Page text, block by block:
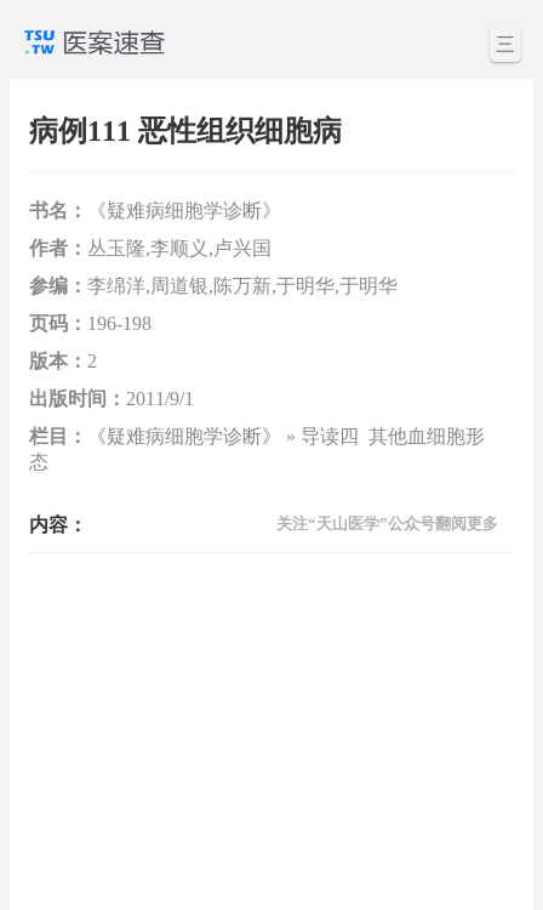
三
病例111 恶性组织细胞病
书名：
《疑难病细胞学诊断》
作者： 丛玉隆,李顺义,卢兴国
参编： 李绵洋,周道银,陈万新,于明华,于明华
页码： 196-198
版本： 2
出版时间： 2011/9/1
栏目：
《疑难病细胞学诊断》 » 导读四 其他血细胞形
态
内容： 关注“天山医学”公众号翻阅更多